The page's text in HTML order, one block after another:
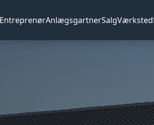
EntreprenørAnlægsgartnerSalgVærksted